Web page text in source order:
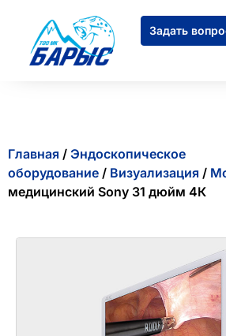
Задать
Главная / Эндоскопическое
оборудование / Визуализация /
медицинский Sony 31 дюйм 4К